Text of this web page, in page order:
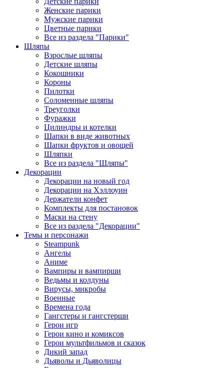
Женские парики
Мужские парики
Цветные парики
Все из раздела "Парики"
Шляпы
Взрослые шляпы
Детские шляпы
Кокошники
Короны
Пилотки
Соломенные шляпы
Треуголки
Фуражки
Цилиндры и котелки
Шапки в виде животных
Шапки фруктов и овощей
Шляпки
Все из раздела "Шляпы"
Декорации
Декорации на новый год
Декорации на Хэллоуин
Держатели конфет
Комплекты для постановок
Маски на стену
Все из раздела "Декорации"
Темы и персонажи
Steampunk
Ангелы
Аниме
Вампиры и вампирши
Ведьмы и колдуны
Вирусы, микробы
Военные
Времена года
Гангстеры и гангстерши
Герои игр
Герои кино и комиксов
Герои мультфильмов и сказок
Дикий запад
Дьяволы и Дьяволицы